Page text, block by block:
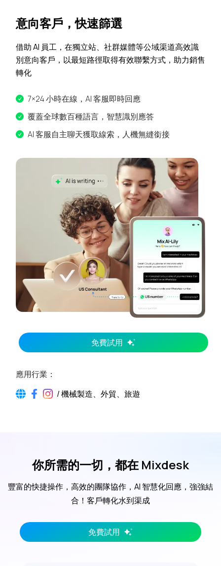
意向客戶，快速篩選
借助 AI 員工，在獨立站、社群媒體等公域渠道高效識
別意向客戶，以最短路徑取得有效聯繫方式，助力銷售
轉化
7×24 小時在線，AI 客服即時回應
覆蓋全球數百種語言，智慧識別應答
AI 客服自主聊天獲取線索，人機無縫銜接
免費試用
應用行業 ：
/ 機械製造、外貿、旅遊
你所需的一切，都在 Mixdesk
豐富的快捷操作，高效的團隊協作，AI 智慧化回應，強強結
合！客戶轉化水到渠成
免費試用